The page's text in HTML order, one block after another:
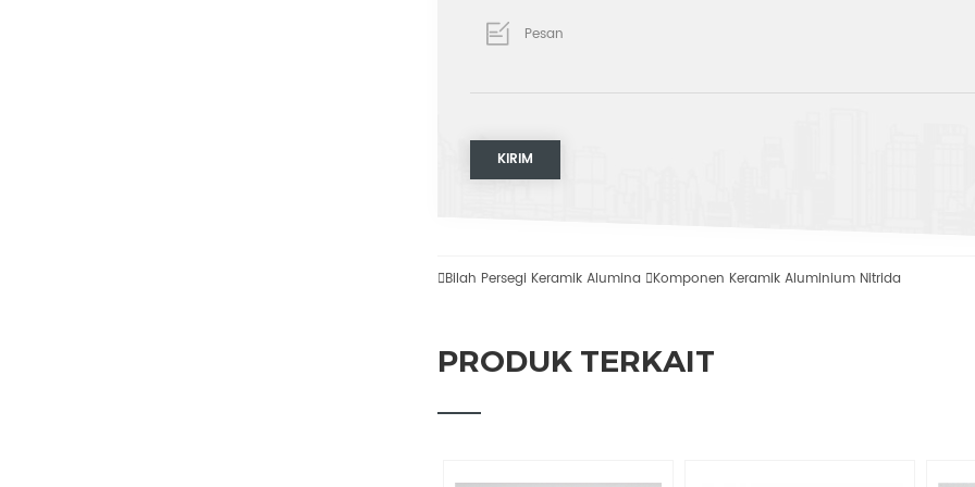
Bilah Persegi Keramik Alumina Komponen Keramik Aluminium Nitrida
PRODUK TERKAIT